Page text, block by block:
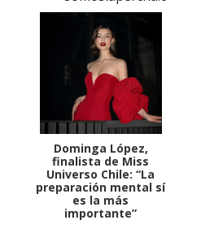
Dominga López,
finalista de Miss
Universo Chile: “La
preparación mental sí
es la más
importante”